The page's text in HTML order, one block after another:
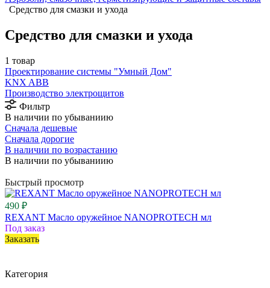
Средство для смазки и ухода
Средство для смазки и ухода
1 товар
Проектирование системы "Умный Дом"
⁠KNX ABB
Производство электрощитов
Фильтр
В наличии по убываниию
Сначала дешевые
Сначала дорогие
В наличии по возрастанию
В наличии по убываниию
Быстрый просмотр
490 ₽
REXANT Масло оружейное NANOPROTECH мл
Под заказ
Заказать
Категория